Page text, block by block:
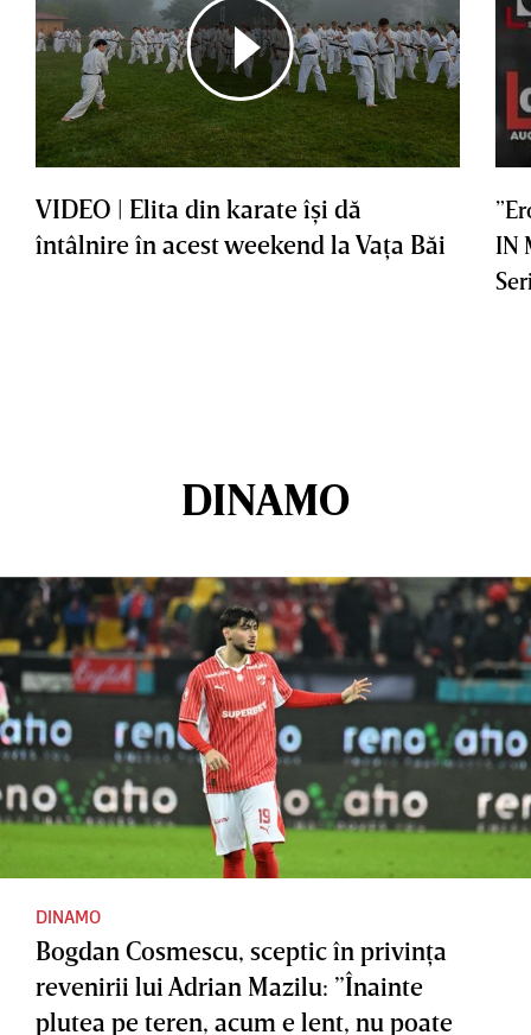
VIDEO | Elita din karate îşi dă
întâlnire în acest weekend la Vaţa Băi
IN
DINAMO
DINAMO
Bogdan Cosmescu, sceptic în privinţa
revenirii lui Adrian Mazilu: ”Înainte
plutea pe teren, acum e lent, nu poate